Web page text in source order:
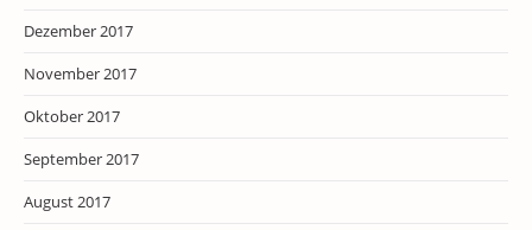
Dezember 2017
November 2017
Oktober 2017
September 2017
August 2017